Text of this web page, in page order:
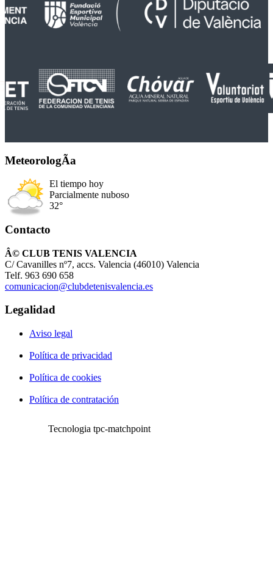
MeteorologÃ­a
El tiempo hoy
Parcialmente nuboso
32°
Contacto
Â© CLUB TENIS VALENCIA
C/ Cavanilles nº7, accs. Valencia (46010) Valencia
Telf. 963 690 658
comunicacion@clubdetenisvalencia.es
Legalidad
Aviso legal
Política de privacidad
Política de cookies
Política de contratación
Tecnologia tpc-matchpoint